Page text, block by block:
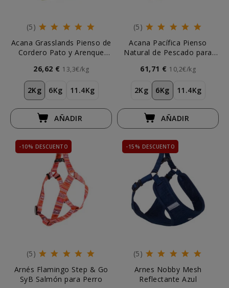
(5)
Acana Grasslands Pienso de
Cordero Pato y Arenque
26,62 € 13,3€/kg
2Kg 6Kg 11.4Kg
AÑADIR
(5)
Acana Pacífica Pienso
Natural de Pescado para
61,71 € 10,2€/kg
2Kg 6Kg 11.4Kg
AÑADIR
-10% DESCUENTO
(5)
Arnés Flamingo Step & Go
SyB Salmón para Perro
-15% DESCUENTO
(5)
Arnes Nobby Mesh
Reflectante Azul